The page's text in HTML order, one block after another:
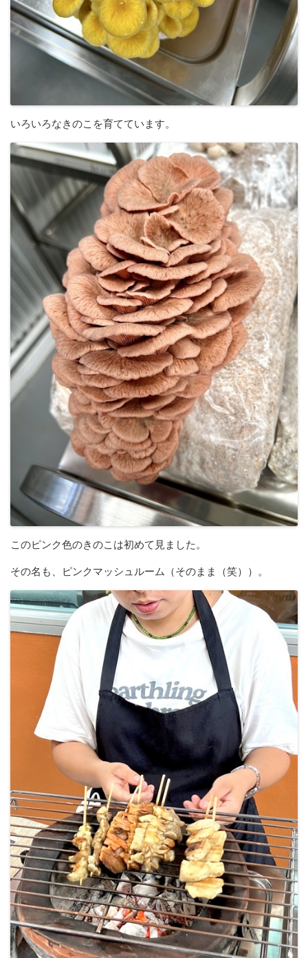
いろいろなきのこを育てています。
このピンク色のきのこは初めて見ました。
その名も、ピンクマッシュルーム（そのまま（笑））。